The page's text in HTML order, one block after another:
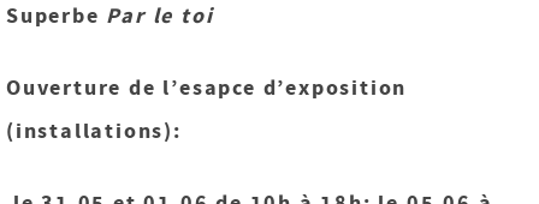
Superbe Par le toi
Ouverture de l’esapce d’exposition
(installations):